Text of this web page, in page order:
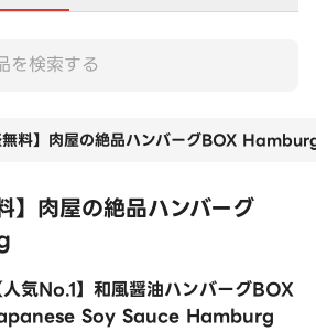
無料】肉屋の絶品ハンバーグBOX
】肉屋の絶品ハンバーグ
人気No.1】和風醤油ハンバーグBOX
Soy Sauce Hamburg